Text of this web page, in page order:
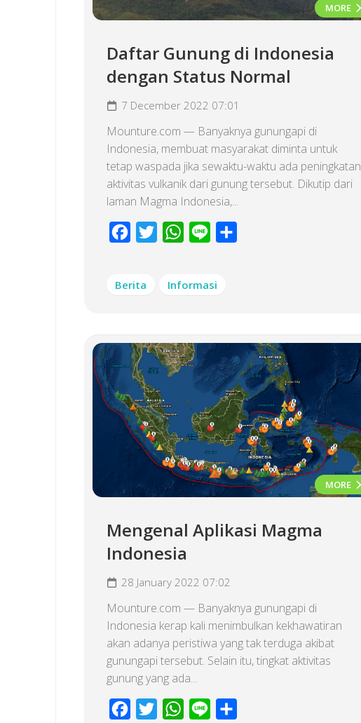
MORE
Daftar Gunung di Indonesia
dengan Status Normal
7 December 2022 07:01
Mounture.com — Banyaknya gunungapi di
Indonesia, membuat masyarakat diminta untuk
tetap waspada jika sewaktu-waktu ada peningkatan
aktivitas vulkanik dari gunung tersebut. Dikutip dari
laman Magma Indonesia,...
Facebook
Twitter WhatsApp
Line
Berita Informasi
MORE
Mengenal Aplikasi Magma
Indonesia
28 January 2022 07:02
Mounture.com — Banyaknya gunungapi di
Indonesia kerap kali menimbulkan kekhawatiran
akan adanya peristiwa yang tak terduga akibat
gunungapi tersebut. Selain itu, tingkat aktivitas
gunung yang ada...
Facebook
Twitter WhatsApp
Line